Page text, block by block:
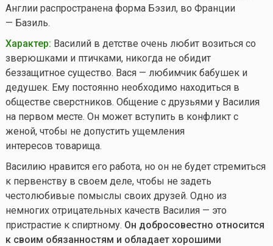
Англии распространена форма Бэзил, во Франции
— Базиль.
Характер: Василий в детстве очень любит возиться со
зверюшками и птичками, никогда не обидит
беззащитное существо. Вася — любимчик бабушек и
дедушек. Ему постоянно необходимо находиться в
обществе сверстников. Общение с друзьями у Василия
на первом месте. Он может вступить в конфликт с
женой, чтобы не допустить ущемления
интересов товарища.
Василию нравится его работа, но он не будет стремиться
к первенству в своем деле, чтобы не задеть
честолюбивые помыслы своих друзей. Одно из
немногих отрицательных качеств Василия — это
пристрастие к спиртному. Он добросовестно относится
к своим обязанностям и обладает хорошими